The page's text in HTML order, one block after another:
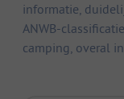
informatie,
ANWB-
camping, overal